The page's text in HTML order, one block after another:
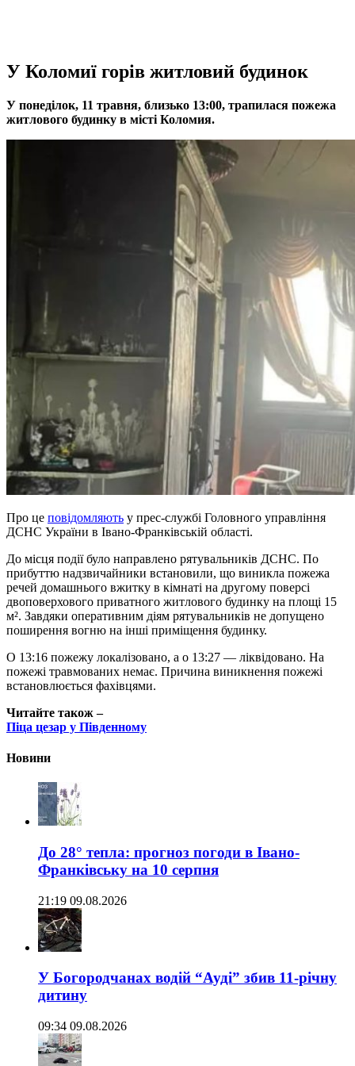
У Коломиї горів житловий будинок
У понеділок, 11 травня, близько 13:00, трапилася пожежа
житлового будинку в місті Коломия.
Про це повідомляють у прес-службі Головного управління
ДСНС України в Івано-Франківській області.
До місця події було направлено рятувальників ДСНС. По
прибуттю надзвичайники встановили, що виникла пожежа
речей домашнього вжитку в кімнаті на другому поверсі
двоповерхового приватного житлового будинку на площі 15
м². Завдяки оперативним діям рятувальників не допущено
поширення вогню на інші приміщення будинку.
О 13:16 пожежу локалізовано, а о 13:27 — ліквідовано. На
пожежі травмованих немає. Причина виникнення пожежі
встановлюється фахівцями.
Читайте також –
Піца цезар у Південному
Новини
До 28° тепла: прогноз погоди в Івано-
Франківську на 10 серпня
21:19 09.08.2026
У Богородчанах водій “Ауді” збив 11-річну
дитину
09:34 09.08.2026